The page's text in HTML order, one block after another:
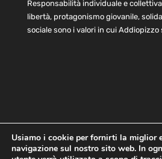
Responsabilità individuale e
libertà, protagonismo giovanile,
sociale sono i valori in cui Addiopizzo
Home Statuto e bilancio
Usiamo i cookie per fornirti la miglior
navigazione sul nostro sito web. In